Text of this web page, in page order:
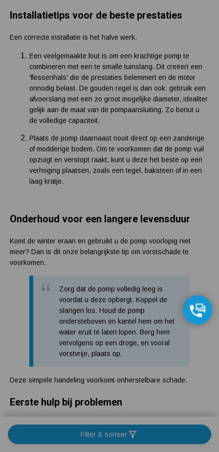
Filter & sorteer
Installatietips voor de beste prestaties
Een correcte installatie is het halve werk.
Een veelgemaakte fout is om een krachtige pomp te
combineren met een te smalle tuinslang. Dit creëert een
'flessenhals' die de prestaties belemmert en de motor
onnodig belast. De gouden regel is dan ook: gebruik een
afvoerslang met een zo groot mogelijke diameter, idealiter
gelijk aan de maat van de pompaansluiting. Zo benut u
de volledige capaciteit.
Plaats de pomp daarnaast nooit direct op een zanderige
of modderige bodem. Om te voorkomen dat de pomp vuil
opzuigt en verstopt raakt, kunt u deze het beste op een
verhoging plaatsen, zoals een tegel, baksteen of in een
laag kratje.
Onderhoud voor een langere levensduur
Komt de winter eraan en gebruikt u de pomp voorlopig niet
meer? Dan is dit onze belangrijkste tip om vorstschade te
voorkomen.
Zorg dat de pomp volledig leeg is
voordat u deze opbergt. Koppel de
slangen los. Houd de pomp
ondersteboven en kantel hem om het
water eruit te laten lopen. Berg hem
vervolgens op een droge, en vooral
vorstvrije, plaats op.
Deze simpele handeling voorkomt onherstelbare schade.
Eerste hulp bij problemen
Het is een bekend probleem. Na een lange tijd stilstand begint
de motor van de pomp te brommen. Maar hij pompt geen water.